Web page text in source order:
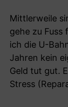
Mittlerweile
gehe zu Fuss
ich die U-
Jahren kein
Geld tut gut.
Stress